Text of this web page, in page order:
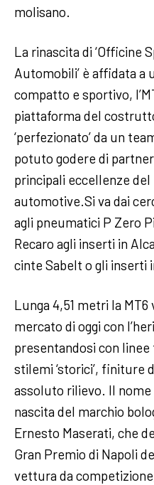
molisano.
La rinascita di ‘Officine
Automobili’ è affidata a
compatto e sportivo,
piattaforma del
‘perfezionato’ da un
potuto godere di
principali eccellenze
automotive.Si va dai
agli pneumatici P Zero
Recaro agli inserti in
cinte Sabelt o gli inserti
Lunga 4,51 metri la
mercato di oggi con
presentandosi con
stilemi ‘storici’, finiture
assoluto rilievo. Il
nascita del marchio
Ernesto Maserati, che
Gran Premio di Napoli
vettura da